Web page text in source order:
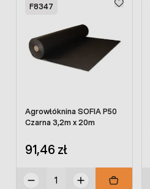
F8347
Agrowłóknina SOFIA P50
Czarna 3,2m x 20m
91,46 zł